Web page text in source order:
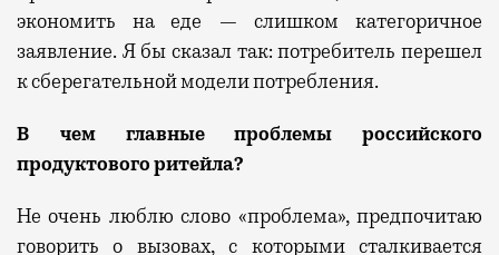
экономить на еде —слишком категоричное
заявление. Я бы сказал так: потребитель перешел
к сберегательной модели потребления.
В чем главные проблемы российского
продуктового ритейла?
Не очень люблю слово «проблема», предпочитаю
говорить о вызовах, с которыми сталкивается